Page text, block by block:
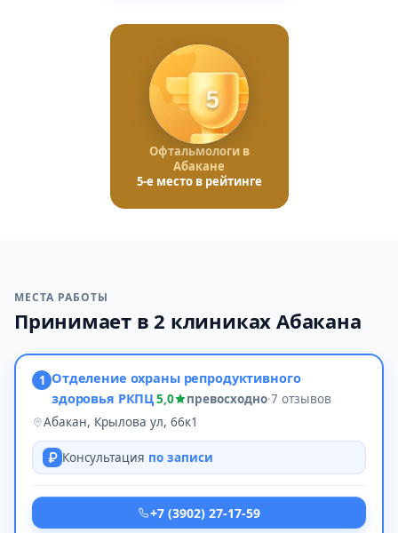
5
Офтальмологи в
Абакане
5-е место в рейтинге
МЕСТА РАБОТЫ
Принимает в 2 клиниках Абакана
1 Отделение охраны репродуктивного
здоровья РКПЦ5,0 превосходно·7 отзывов
Абакан, Крылова ул, 66к1
Консультация по записи
+7 (3902) 27-17-59